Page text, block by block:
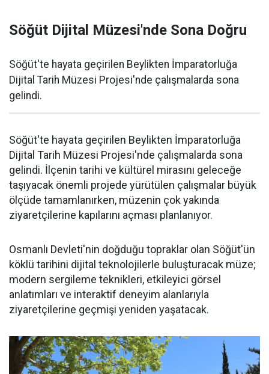
Söğüt Dijital Müzesi'nde Sona Doğru
Söğüt'te hayata geçirilen Beylikten İmparatorluğa
Dijital Tarih Müzesi Projesi'nde çalışmalarda sona
gelindi.
Söğüt'te hayata geçirilen Beylikten İmparatorluğa
Dijital Tarih Müzesi Projesi'nde çalışmalarda sona
gelindi. İlçenin tarihi ve kültürel mirasını geleceğe
taşıyacak önemli projede yürütülen çalışmalar büyük
ölçüde tamamlanırken, müzenin çok yakında
ziyaretçilerine kapılarını açması planlanıyor.
Osmanlı Devleti'nin doğduğu topraklar olan Söğüt'ün
köklü tarihini dijital teknolojilerle buluşturacak müze;
modern sergileme teknikleri, etkileyici görsel
anlatımları ve interaktif deneyim alanlarıyla
ziyaretçilerine geçmişi yeniden yaşatacak.